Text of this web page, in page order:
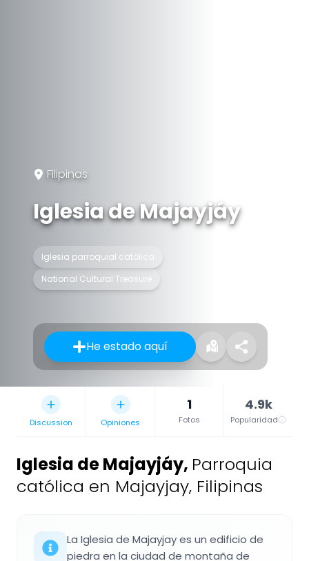
Filipinas
Iglesia de Majayjáy
Iglesia parroquial católica
National Cultural Treasure
He estado aquí
Discussion Opiniones
1
Fotos
4.9k
Popularidad
Iglesia de Majayjáy, Parroquia
católica en Majayjay, Filipinas
La Iglesia de Majayjay es un edificio de
piedra en la ciudad de montaña de